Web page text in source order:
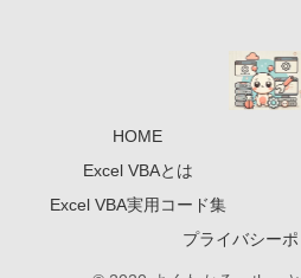
HOME
Excel VBAとは
Excel VBA実用コード集
プライバシー